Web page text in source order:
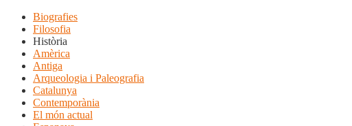
Biografies
Filosofia
Història
Amèrica
Antiga
Arqueologia i Paleografia
Catalunya
Contemporània
El món actual